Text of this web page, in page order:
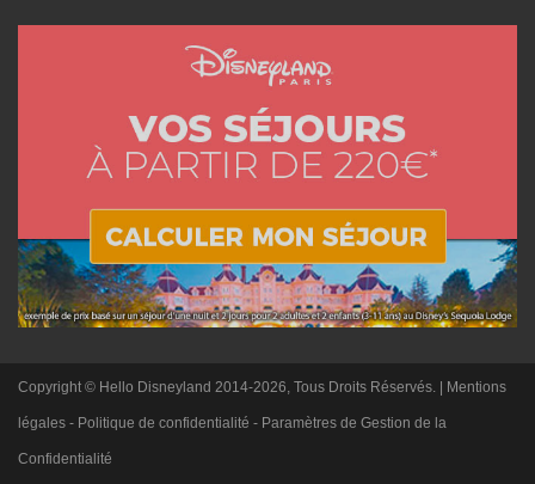
Copyright © Hello Disneyland 2014-2026, Tous Droits Réservés. | Mentions
légales - Politique de confidentialité - Paramètres de Gestion de la
Confidentialité